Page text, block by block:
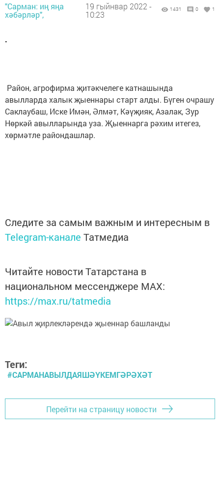
"Сарман: иң яңа
хәбәрләр",
19 гыйнвар 2022 -
10:23
1431 0 1
.
Район, агрофирма җитәкчелеге катнашында
авылларда халык җыеннары старт алды. Бүген очрашу
Саклаубаш, Иске Имән, Әлмәт, Кәүҗияк, Азалак, Зур
Нөркәй авылларында уза. Җыеннарга рәхим итегез,
хөрмәтле райондашлар.
Следите за самым важным и интересным в
Telegram-канале Татмедиа
Читайте новости Татарстана в
национальном мессенджере MАХ:
https://max.ru/tatmedia
Теги:
#САРМАНАВЫЛДАЯШӘҮКЕМГӘРӘХӘТ
Перейти на страницу новости